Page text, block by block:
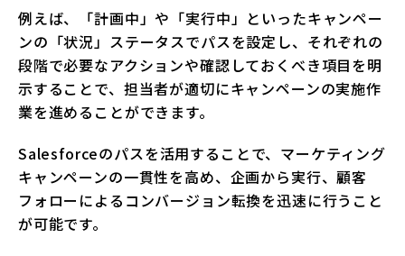
例えば、「計画中」や「実行中」といったキャンペー
ンの「状況」ステータスでパスを設定し、それぞれの
段階で必要なアクションや確認しておくべき項目を明
示することで、担当者が適切にキャンペーンの実施作
業を進めることができます。
Salesforceのパスを活用することで、マーケティング
キャンペーンの一貫性を高め、企画から実行、顧客
フォローによるコンバージョン転換を迅速に行うこと
が可能です。